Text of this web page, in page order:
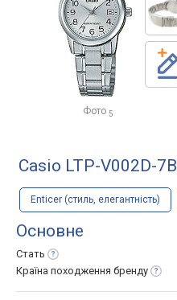
Фото 5
Casio LTP-V002D-7B
Enticer (стиль, елегантність)
Основне
Стать
Країна походження бренду